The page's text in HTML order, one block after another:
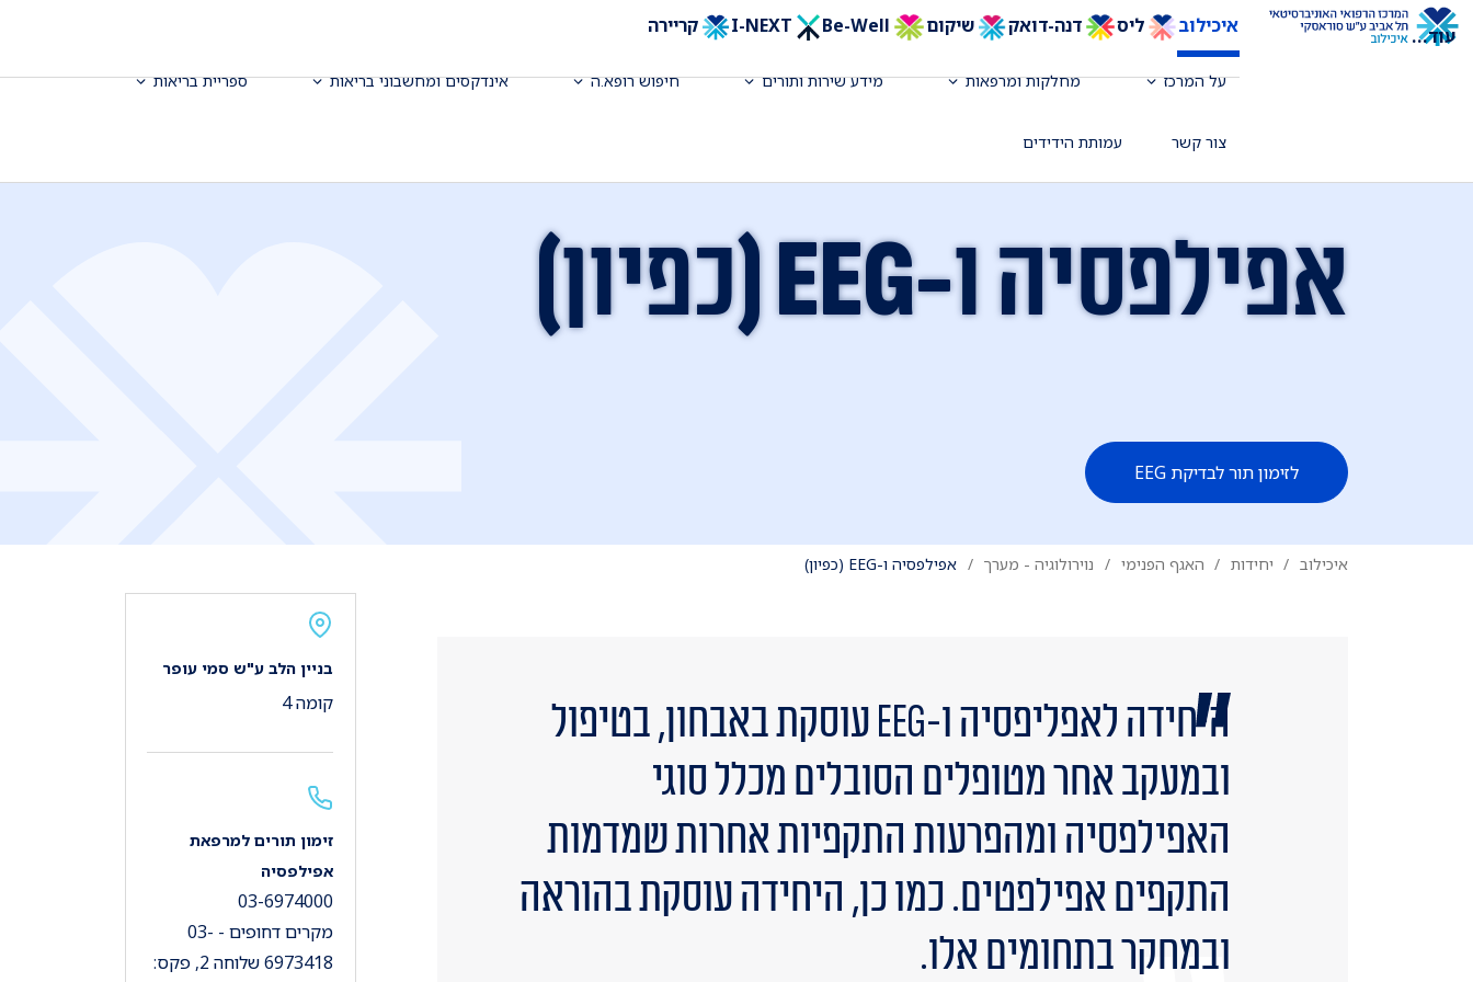
איכילוב ליס דנה-דואק שיקום Be-Well קריירה
על המרכז מחלקות ומרפאות מידע שירות ותורים חיפוש רופא.ה אינדקסים ומחשבוני בריאות ספריית בריאות
צור קשר עמותת הידידים
עוד...
אפילפסיה ו-EEG (כפיון)
לזימון תור לבדיקת EEG
איכילוב יחידות האגף הפנימי נוירולוגיה - מערך אפילפסיה ו-EEG (כפיון)
היחידה לאפליפסיה ו-EEG עוסקת באבחון, בטיפול
ובמעקב אחר מטופלים הסובלים מכלל סוגי
האפילפסיה ומהפרעות התקפיות אחרות שמדמות
התקפים אפילפטים. כמו כן, היחידה עוסקת בהוראה
ובמחקר בתחומים אלו.
בניין הלב ע"ש סמי עופר
קומה 4
זימון תורים למרפאת
אפילפסיה
03-6974000
מקרים דחופים - 03-
6973418 שלוחה 2, פקס: